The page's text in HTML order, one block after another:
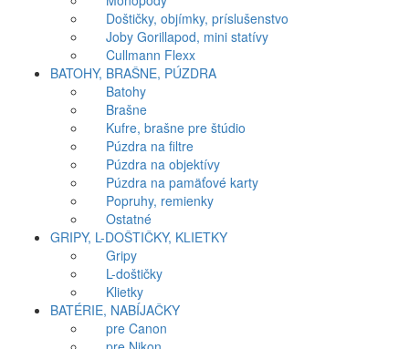
Doštičky, objímky, príslušenstvo
Joby Gorillapod, mini statívy
Cullmann Flexx
BATOHY, BRAŠNE, PÚZDRA
Batohy
Brašne
Kufre, brašne pre štúdio
Púzdra na filtre
Púzdra na objektívy
Púzdra na pamäťové karty
Popruhy, remienky
Ostatné
GRIPY, L-DOŠTIČKY, KLIETKY
Gripy
L-doštičky
Klietky
BATÉRIE, NABÍJAČKY
pre Canon